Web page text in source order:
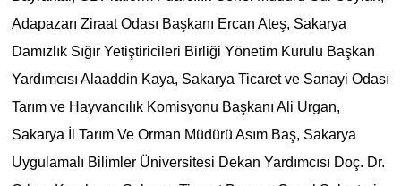
Adapazarı Ziraat Odası Başkanı Ercan Ateş, Sakarya
Damızlık Sığır Yetiştiricileri Birliği Yönetim Kurulu Başkan
Yardımcısı Alaaddin Kaya, Sakarya Ticaret ve Sanayi Odası
Tarım ve Hayvancılık Komisyonu Başkanı Ali Urgan,
Sakarya İl Tarım Ve Orman Müdürü Asım Baş, Sakarya
Uygulamalı Bilimler Üniversitesi Dekan Yardımcısı Doç. Dr.